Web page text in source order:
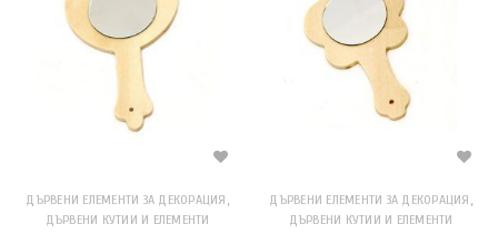
ДЪРВЕНИ ЕЛЕМЕНТИ ЗА ДЕКОРАЦИЯ ,
ДЪРВЕНИ КУТИИ И ЕЛЕМЕНТИ
ДЪРВЕНИ ЕЛЕМЕНТИ ЗА ДЕКОРАЦИЯ ,
ДЪРВЕНИ КУТИИ И ЕЛЕМЕНТИ